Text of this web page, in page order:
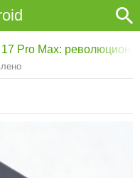
Pro Max: